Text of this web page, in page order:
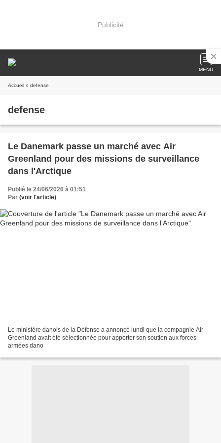
Publicité
MENU
Accueil » defense
defense
Le Danemark passe un marché avec Air
Greenland pour des missions de surveillance
dans l'Arctique
Publié le 24/06/2026 à 01:51
Par (voir l'article)
Le ministère danois de la Défense a annoncé lundi que la compagnie Air
Greenland avait été sélectionnée pour apporter son soutien aux forces
armées dano